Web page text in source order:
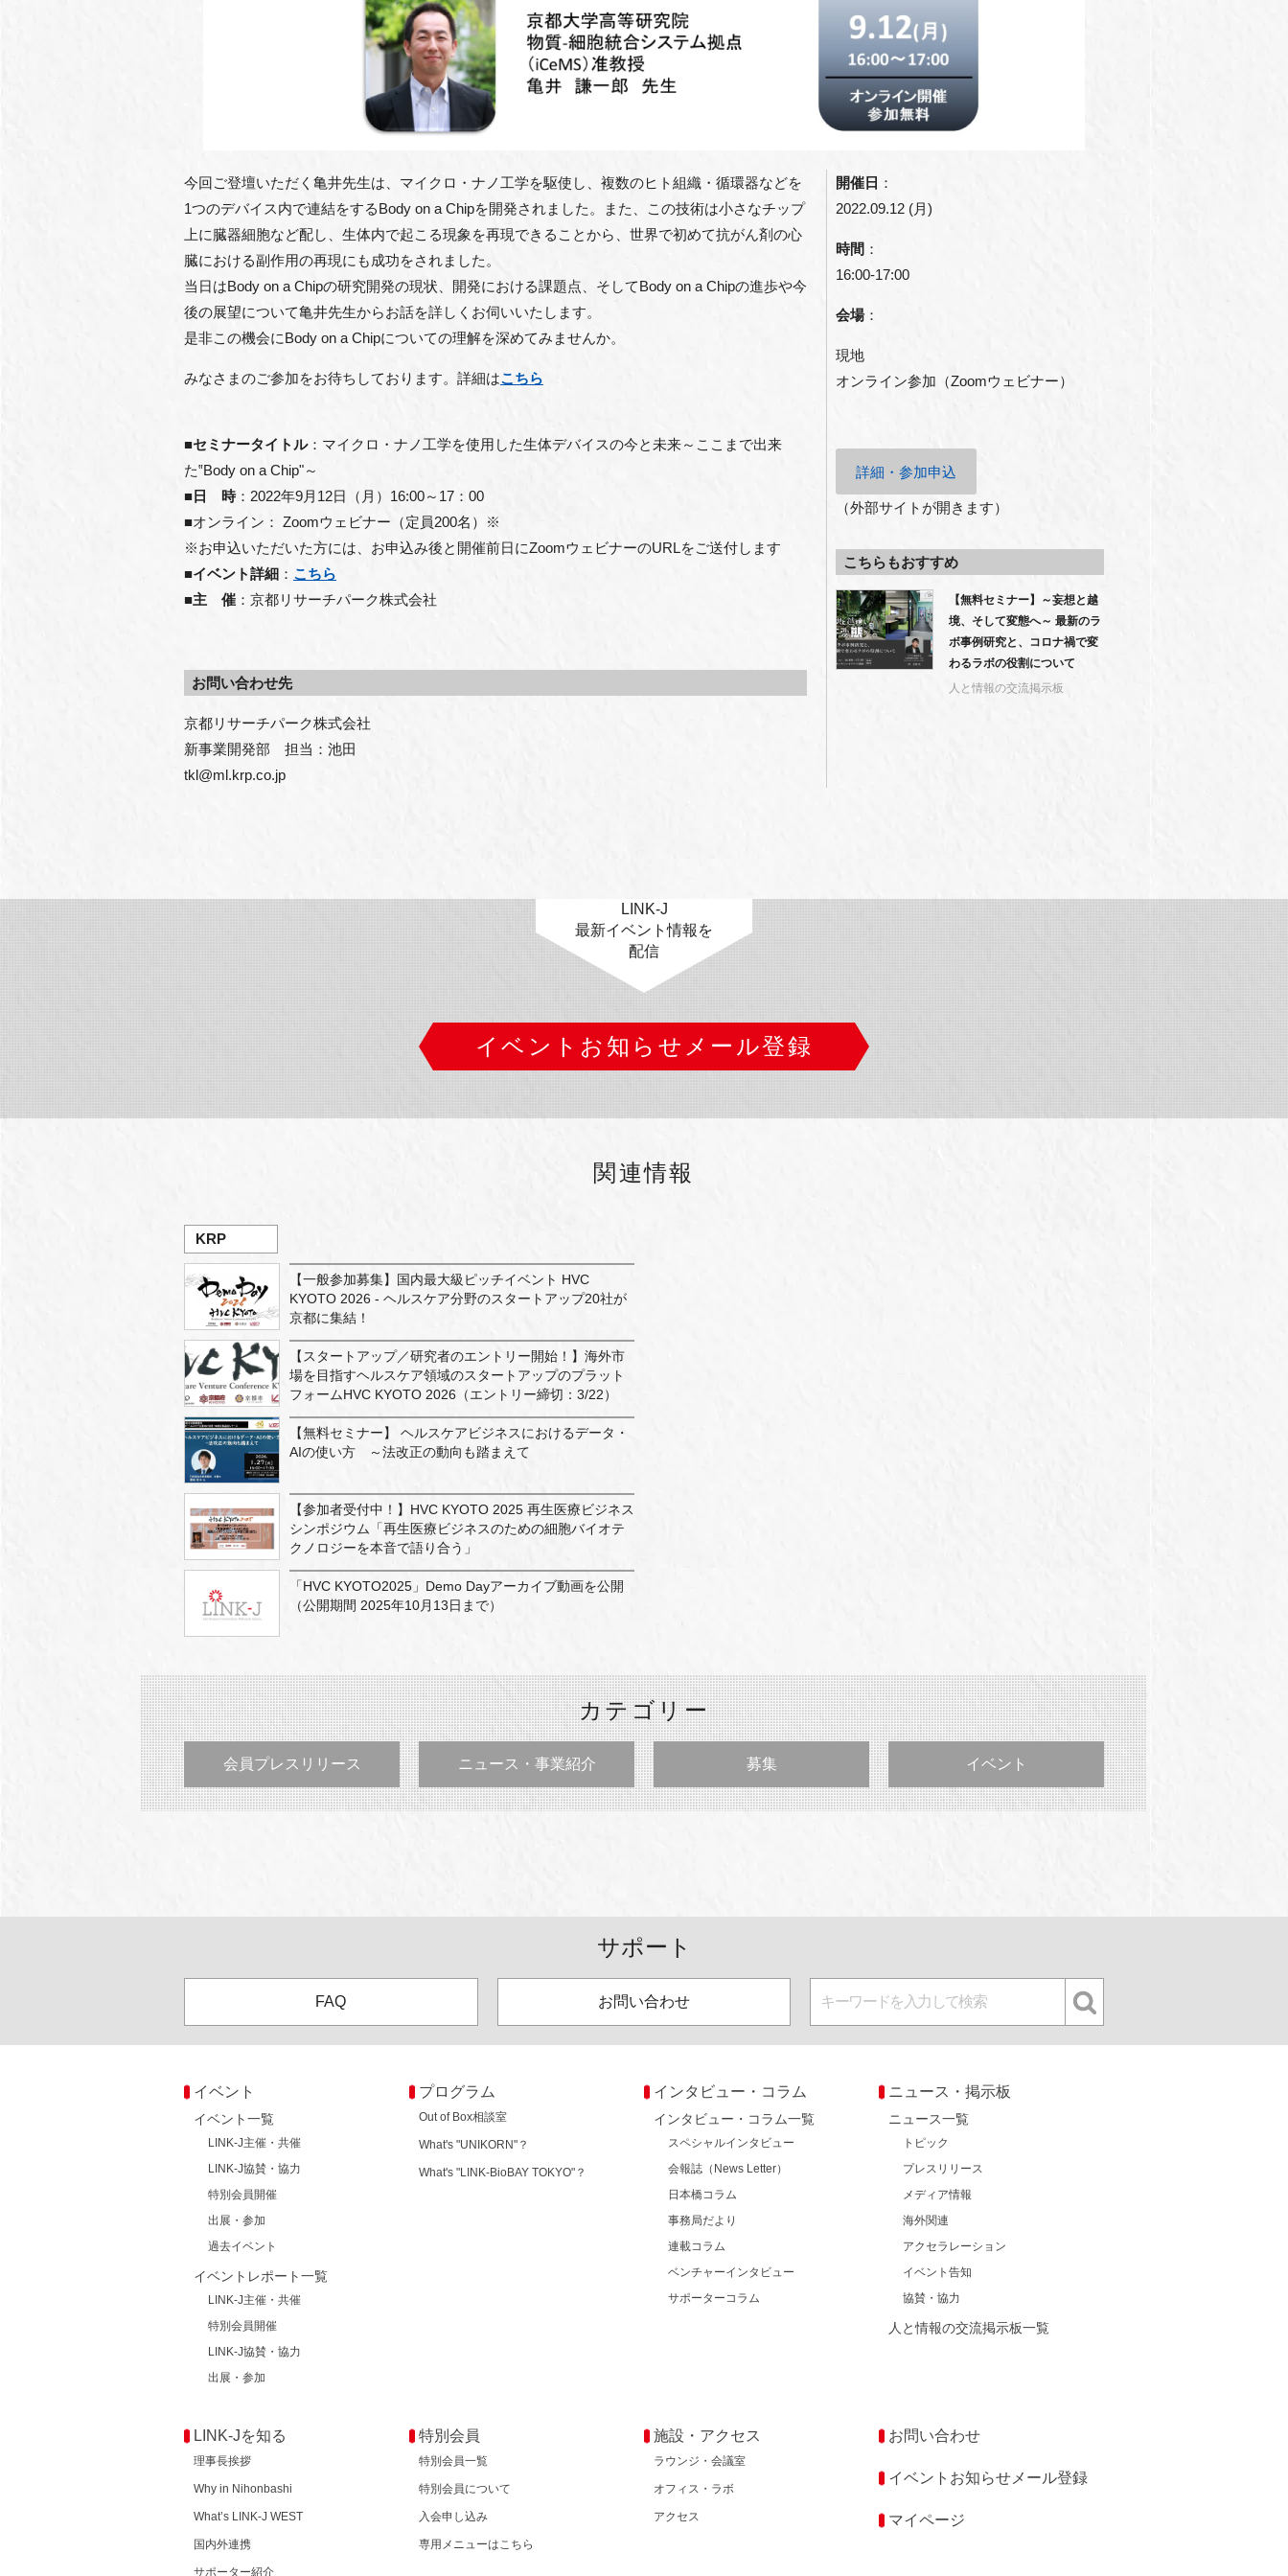
今回ご登壇いただく亀井先生は、マイクロ・ナノ工学を駆使し、複数のヒト組織・循環器などを
1つのデバイス内で連結をするBody on a Chipを開発されました。また、この技術は小さなチップ
上に臓器細胞など配し、生体内で起こる現象を再現できることから、世界で初めて抗がん剤の心
臓における副作用の再現にも成功をされました。
当日はBody on a Chipの研究開発の現状、開発における課題点、そしてBody on a Chipの進歩や今
後の展望について亀井先生からお話を詳しくお伺いいたします。
是非この機会にBody on a Chipについての理解を深めてみませんか。
みなさまのご参加をお待ちしております。詳細はこちら
■セミナータイトル：マイクロ・ナノ工学を使用した生体デバイスの今と未来～ここまで出来
た‟Body on a Chip"～
■日 時：2022年9月12日（月）16:00～17：00
■オンライン ： Zoomウェビナー（定員200名）※
※お申込いただいた方には、お申込み後と開催前日にZoomウェビナーのURLをご送付します
■イベント詳細 ： こちら
■主 催 ：京都リサーチパーク株式会社
お問い合わせ先
京都リサーチパーク株式会社
新事業開発部　担当：池田
tkl@ml.krp.co.jp
開催日 ：
2022.09.12 (月)
時間 ：
16:00‐17:00
会場：
現地
オンライン参加（Zoomウェビナー）
詳細・参加申込
（外部サイトが開きます）
こちらもおすすめ
【無料セミナー】～妄想と越
境、そして変態へ～ 最新のラ
ボ事例研究と、コロナ禍で変
わるラボの役割について
人と情報の交流掲示板
LINK-J
最新イベント情報を
配信
イベントお知らせメール登録
関連情報
KRP
【一般参加募集】国内最大級ピッチイベント HVC
KYOTO 2026 - ヘルスケア分野のスタートアップ20社が
京都に集結！
【スタートアップ／研究者のエントリー開始！】海外市
場を目指すヘルスケア領域のスタートアップのプラット
フォームHVC KYOTO 2026（エントリー締切：3/22）
【無料セミナー】 ヘルスケアビジネスにおけるデータ・
AIの使い方 ～法改正の動向も踏まえて
【参加者受付中！】HVC KYOTO 2025 再生医療ビジネス
シンポジウム「再生医療ビジネスのための細胞バイオテ
クノロジーを本音で語り合う」
「HVC KYOTO2025」Demo Dayアーカイブ動画を公開
（公開期間 2025年10月13日まで）
カテゴリー
会員プレスリリース ニュース・事業紹介 募集 イベント
サポート
FAQ お問い合わせ
イベント
イベント一覧
LINK-J主催・共催
LINK-J協賛・協力
特別会員開催
出展・参加
過去イベント
イベントレポート一覧
LINK-J主催・共催
特別会員開催
LINK-J協賛・協力
出展・参加
プログラム
Out of Box相談室
What's "UNIKORN"？
What's "LINK-BioBAY TOKYO"？
インタビュー・コラム
インタビュー・コラム一覧
スペシャルインタビュー
会報誌（News Letter）
日本橋コラム
事務局だより
連載コラム
ベンチャーインタビュー
サポーターコラム
ニュース・掲示板
ニュース一覧
トピック
プレスリリース
メディア情報
海外関連
アクセラレーション
イベント告知
協賛・協力
人と情報の交流掲示板一覧
LINK-Jを知る
理事長挨拶
Why in Nihonbashi
What’s LINK-J WEST
国内外連携
サポーター紹介
特別会員
特別会員一覧
特別会員について
入会申し込み
専用メニューはこちら
施設・アクセス
ラウンジ・会議室
オフィス・ラボ
アクセス
お問い合わせ
イベントお知らせメール登録
マイページ